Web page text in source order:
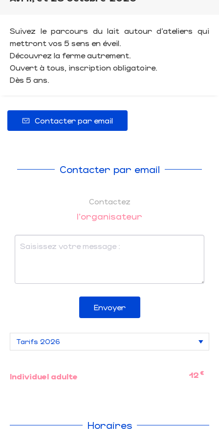
Suivez le parcours du lait autour d’ateliers qui
mettront vos 5 sens en éveil.
Découvrez la ferme autrement.
Ouvert à tous, inscription obligatoire.
Dès 5 ans.
Contacter par email
Contacter par email
Contactez
l'organisateur
Envoyer
Individuel adulte 12 €
Horaires